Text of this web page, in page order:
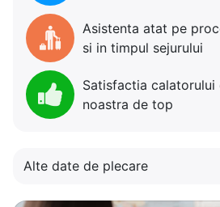
Asistenta atat pe
si in timpul sejurului
Satisfactia
noastra de top
Alte date de plecare